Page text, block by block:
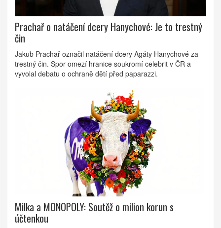
Prachař o natáčení dcery Hanychové: Je to trestný
čin
Jakub Prachař označil natáčení dcery Agáty Hanychové za
trestný čin. Spor omezí hranice soukromí celebrit v ČR a
vyvolal debatu o ochraně dětí před paparazzi.
Milka a MONOPOLY: Soutěž o milion korun s
účtenkou